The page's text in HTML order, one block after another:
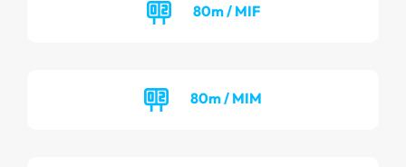
80m / MIF
80m / MIM